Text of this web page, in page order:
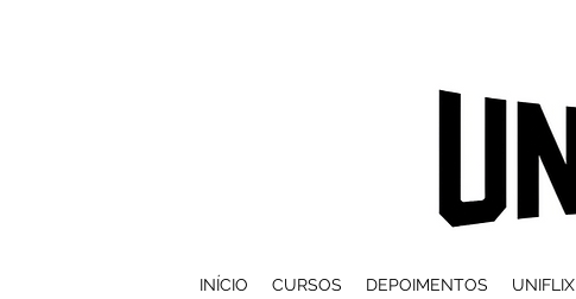
INÍCIO CURSOS DEPOIMENTOS UNIFLIX